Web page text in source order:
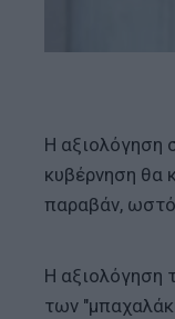
Η αξιολόγηση
κυβέρνηση θα
παραβάν,
Η αξιολόγηση
των